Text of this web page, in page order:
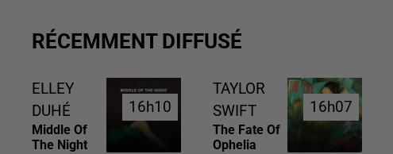
RÉCEMMENT DIFFUSÉ
ELLEY
DUHÉ
Middle Of
The Night
16h10
16h10
TAYLOR
SWIFT
The Fate Of
Ophelia
16h07
16h07